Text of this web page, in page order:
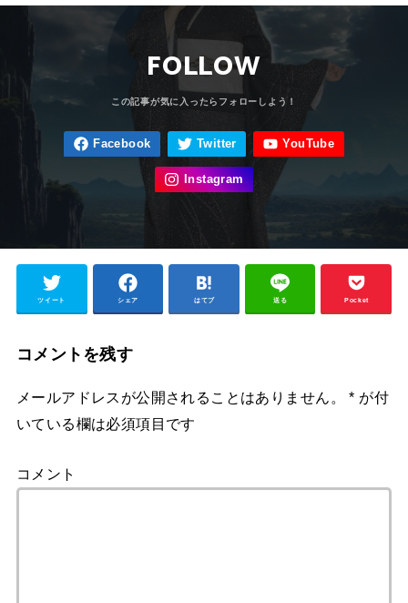
FOLLOW
ツイート シェア はてブ 送る Pocket
コメントを残す
メールアドレスが公開されることはありません。 * が付
いている欄は必須項目です
コメント